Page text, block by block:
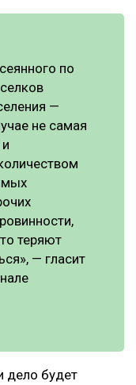
по
—
не самая
теряют
— гласит
дело будет